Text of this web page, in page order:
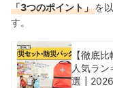
「3つのポイント」を
す。
【徹底
人気ラ
選┃2026